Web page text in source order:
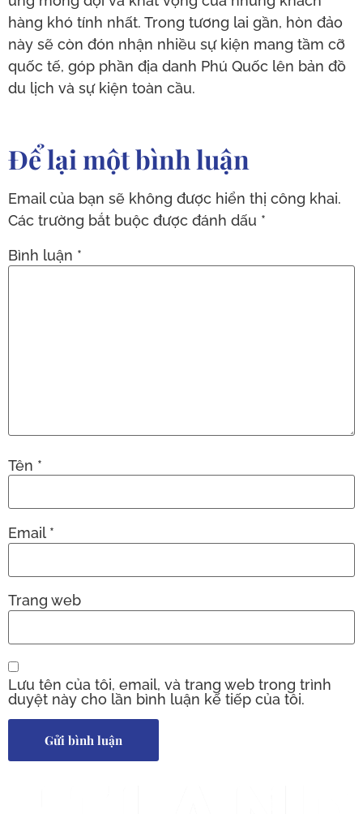
hàng khó tính nhất. Trong tương lai gần, hòn đảo
này sẽ còn đón nhận nhiều sự kiện mang tầm cỡ
quốc tế, góp phần địa danh Phú Quốc lên bản đồ
du lịch và sự kiện toàn cầu.
Để lại một bình luận
Email của bạn sẽ không được hiển thị công khai.
Các trường bắt buộc được đánh dấu *
Bình luận *
Tên *
Email *
Trang web
Lưu tên của tôi, email, và trang web trong trình
duyệt này cho lần bình luận kế tiếp của tôi.